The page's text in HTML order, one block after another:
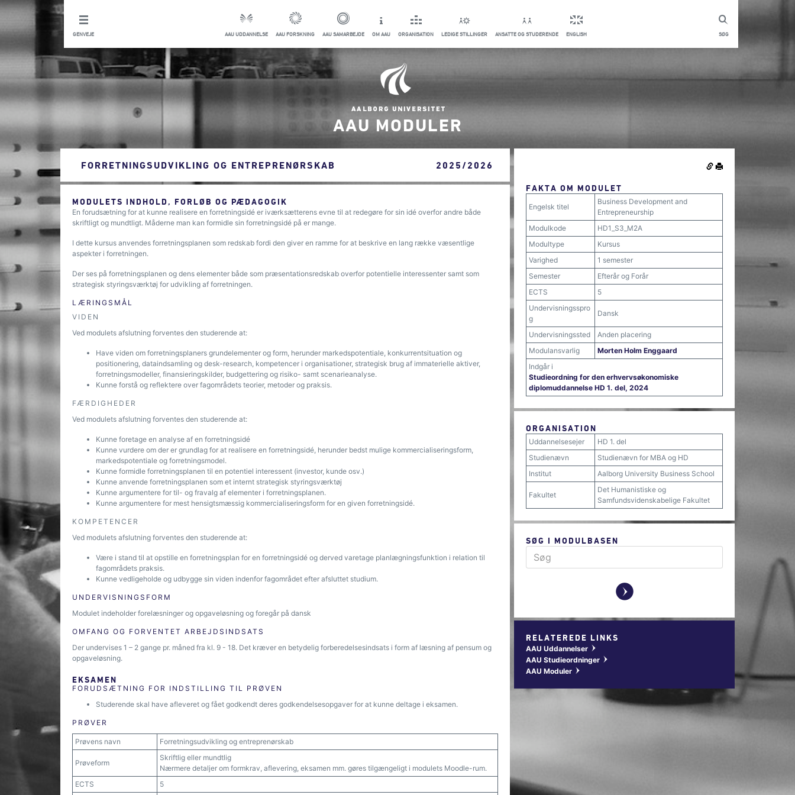
SØG
GENVEJE AAU UDDANNELSE AAU FORSKNING AAU SAMARBEJDE OM AAU ORGANISATION LEDIGE STILLINGER ANSATTE OG STUDERENDE ENGLISH
AAU MODULER
FORRETNINGSUDVIKLING OG ENTREPRENØRSKAB 2025/2026
MODULETS INDHOLD, FORLØB OG PÆDAGOGIK
En forudsætning for at kunne realisere en forretningsidé er iværksætterens evne til at redegøre for sin idé overfor andre både
skriftligt og mundtligt. Måderne man kan formidle sin forretningsidé på er mange.
I dette kursus anvendes forretningsplanen som redskab fordi den giver en ramme for at beskrive en lang række væsentlige
aspekter i forretningen.
Der ses på forretningsplanen og dens elementer både som præsentationsredskab overfor potentielle interessenter samt som
strategisk styringsværktøj for udvikling af forretningen.
LÆRINGSMÅL
VIDEN
Ved modulets afslutning forventes den studerende at:
Have viden om forretningsplaners grundelementer og form, herunder markedspotentiale, konkurrentsituation og
positionering, dataindsamling og desk-research, kompetencer i organisationer, strategisk brug af immaterielle aktiver,
forretningsmodeller, finansieringskilder, budgettering og risiko- samt scenarieanalyse.
Kunne forstå og reflektere over fagområdets teorier, metoder og praksis.
FÆRDIGHEDER
Ved modulets afslutning forventes den studerende at:
Kunne foretage en analyse af en forretningsidé
Kunne vurdere om der er grundlag for at realisere en forretningsidé, herunder bedst mulige kommercialiseringsform,
markedspotentiale og forretningsmodel.
Kunne formidle forretningsplanen til en potentiel interessent (investor, kunde osv.)
Kunne anvende forretningsplanen som et internt strategisk styringsværktøj
Kunne argumentere for til- og fravalg af elementer i forretningsplanen.
Kunne argumentere for mest hensigtsmæssig kommercialiseringsform for en given forretningsidé.
KOMPETENCER
Ved modulets afslutning forventes den studerende at:
Være i stand til at opstille en forretningsplan for en forretningsidé og derved varetage planlægningsfunktion i relation til
fagområdets praksis.
Kunne vedligeholde og udbygge sin viden indenfor fagområdet efter afsluttet studium.
UNDERVISNINGSFORM
Modulet indeholder forelæsninger og opgaveløsning og foregår på dansk
OMFANG OG FORVENTET ARBEJDSINDSATS
Der undervises 1 – 2 gange pr. måned fra kl. 9 - 18. Det kræver en betydelig forberedelsesindsats i form af læsning af pensum og
opgaveløsning.
EKSAMEN
FORUDSÆTNING FOR INDSTILLING TIL PRØVEN
Studerende skal have afleveret og fået godkendt deres godkendelsesopgaver for at kunne deltage i eksamen.
PRØVER
Prøvens navn Forretningsudvikling og entreprenørskab
Prøveform
Skriftlig eller mundtlig
Nærmere detaljer om formkrav, aflevering, eksamen mm. gøres tilgængeligt i modulets Moodle-rum.
ECTS
5
FAKTA OM MODULET
Engelsk titel
Business Development and
Entrepreneurship
Modulkode
HD1_S3_M2A
Modultype
Kursus
Varighed
1 semester
Semester
Efterår og Forår
ECTS
5
Undervisningsspro
g
Dansk
Undervisningssted
Anden placering
Modulansvarlig
Morten Holm Enggaard
Indgår i
Studieordning for den erhvervsøkonomiske
diplomuddannelse HD 1. del, 2024
ORGANISATION
Uddannelsesejer
HD 1. del
Studienævn
Studienævn for MBA og HD
Institut
Aalborg University Business School
Fakultet
Det Humanistiske og
Samfundsvidenskabelige Fakultet
SØG I MODULBASEN
y
RELATEREDE LINKS
AAU Uddannelser w
AAU Studieordninger w
AAU Moduler w